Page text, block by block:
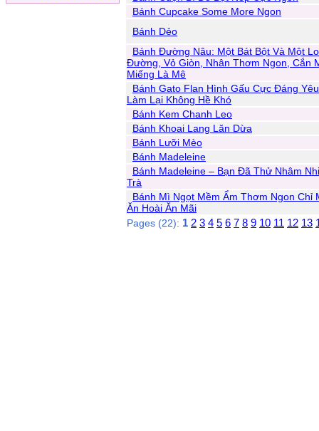
Bánh Cupcake Some More Ngon
Bánh Dẻo
Bánh Đường Nâu: Một Bát Bột Và Một
Đường, Vỏ Giòn, Nhân Thơm Ngon, Cắn
Miếng Là Mê
Bánh Gato Flan Hình Gấu Cực Đáng
Làm Lại Không Hề Khó
Bánh Kem Chanh Leo
Bánh Khoai Lang Lăn Dừa
Bánh Lưỡi Mèo
Bánh Madeleine
Bánh Madeleine – Bạn Đã Thử Nhâm
Trà
Bánh Mì Ngọt Mềm Ẩm Thơm Ngon Chỉ
Ăn Hoài Ăn Mãi
Pages (22): 1 2 3 4 5 6 7 8 9 10 11 12 13